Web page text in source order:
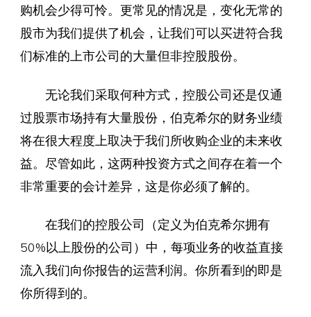
购机会少得可怜。更常见的情况是，变化无常的
股市为我们提供了机会，让我们可以买进符合我
们标准的上市公司的大量但非控股股份。
无论我们采取何种方式，控股公司还是仅通
过股票市场持有大量股份，伯克希尔的财务业绩
将在很大程度上取决于我们所收购企业的未来收
益。尽管如此，这两种投资方式之间存在着一个
非常重要的会计差异，这是你必须了解的。
在我们的控股公司（定义为伯克希尔拥有
50%以上股份的公司）中，每项业务的收益直接
流入我们向你报告的运营利润。你所看到的即是
你所得到的。